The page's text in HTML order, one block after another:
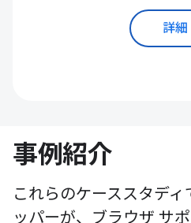
詳細
事例紹介
これらのケーススタデ
ッパーが、ブラウザ サ